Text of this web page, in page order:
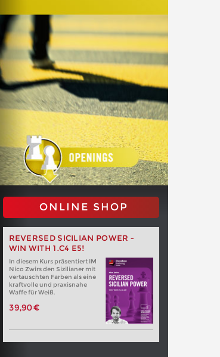
ONLINE SHOP
REVERSED SICILIAN POWER -
WIN WITH 1.C4 E5!
In diesem Kurs präsentiert IM
Nico Zwirs den Sizilianer mit
vertauschten Farben als eine
kraftvolle und praxisnahe
Waffe für Weiß.
39,90 €